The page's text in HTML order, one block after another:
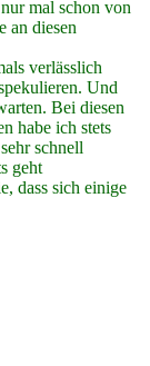
mal schon von
an diesen
verlässlich
Und
Bei diesen
habe ich stets
schnell
geht
dass sich einige